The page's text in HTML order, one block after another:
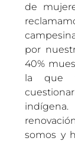
de
por
40%
la que
somos y